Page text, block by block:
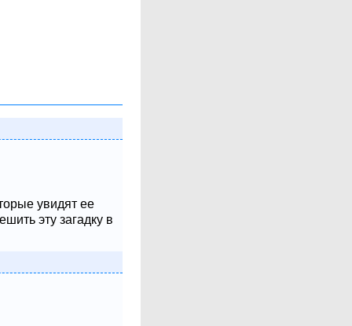
увидят ее
эту загадку в